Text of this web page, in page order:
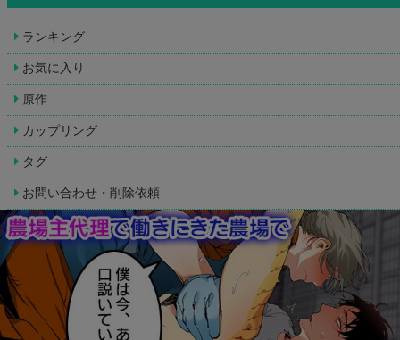
ランキング
お気に入り
原作
カップリング
タグ
お問い合わせ・削除依頼